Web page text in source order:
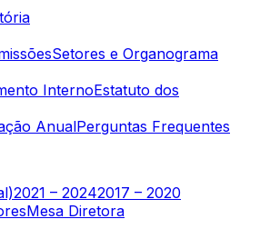
Setores e Organograma
InternoEstatuto dos
AnualPerguntas Frequentes
2021 – 20242017 – 2020
Mesa Diretora